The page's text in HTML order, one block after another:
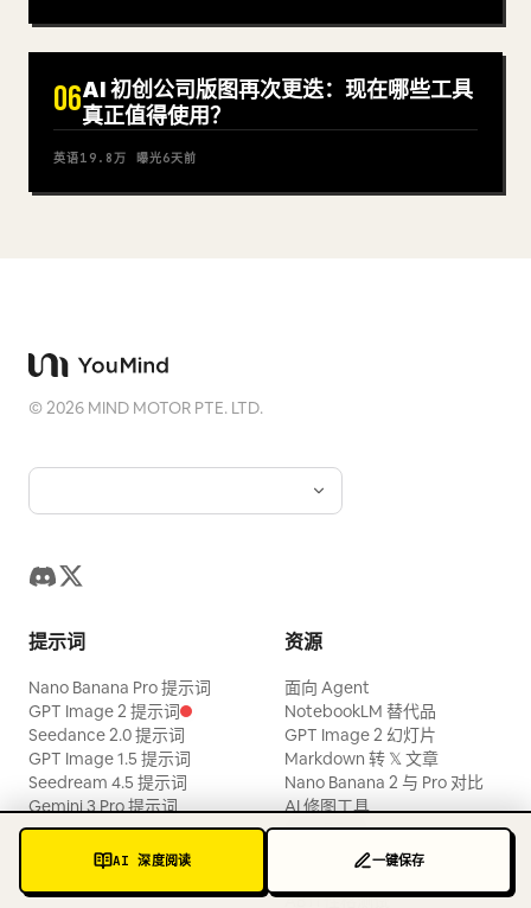
AI 深度阅读 一键保存
06AI 初创公司版图再次更迭：现在哪些工具
真正值得使用？
英语19.8万 曝光6天前
©2026 MIND MOTOR PTE. LTD.
提示词
Nano Banana Pro 提示词
GPT Image 2 提示词
Seedance 2.0 提示词
GPT Image 1.5 提示词
Seedream 4.5 提示词
Gemini 3 Pro 提示词
资源
面向 Agent
NotebookLM 替代品
GPT Image 2 幻灯片
Markdown 转 𝕏 文章
Nano Banana 2 与 Pro 对比
AI 修图工具
照片提示词
图片转提示词
ABTI 性格测试